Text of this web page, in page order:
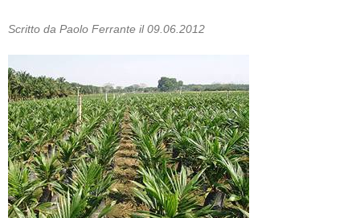
Scritto da Paolo Ferrante il 09.06.2012